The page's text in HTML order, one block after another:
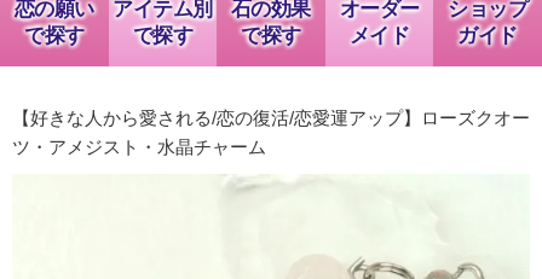
恋の願い
で探す
アイテム別
で探す
石の効果
で探す
オーダー
メイド
ショップ
ガイド
【好きな人から愛される/恋の復活/恋愛運アップ】ローズクオー
ツ・アメジスト・水晶チャーム